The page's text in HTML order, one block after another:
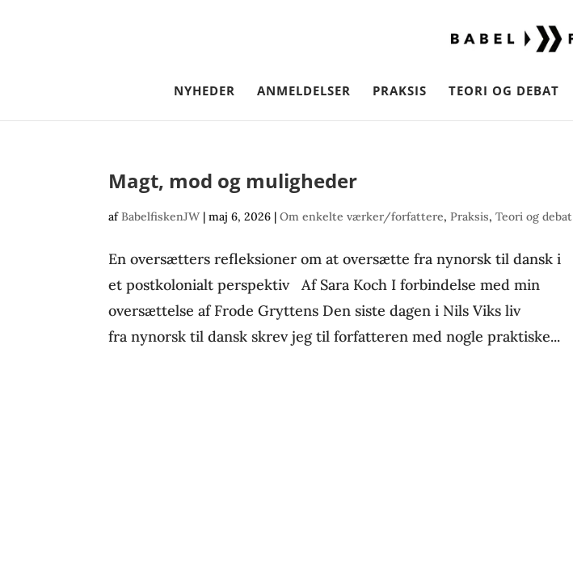
NYHEDER ANMELDELSER PRAKSIS TEORI OG DEBAT
Magt, mod og muligheder
afBabelfiskenJW |maj 6, 2026 |Om enkelte værker/forfattere,Praksis,Teori og debat
En oversætters refleksioner om at oversætte fra nynorsk til dansk i
et postkolonialt perspektiv Af Sara Koch I forbindelse med min
oversættelse af Frode Gryttens Den siste dagen i Nils Viks liv
fra nynorsk til dansk skrev jeg til forfatteren med nogle praktiske...